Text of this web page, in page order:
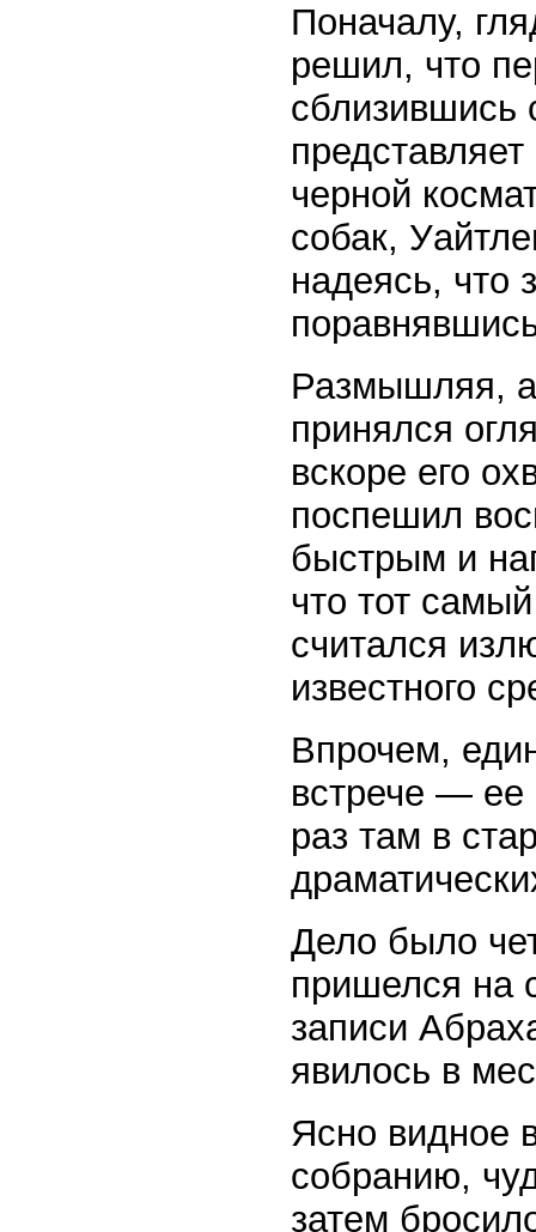
Поначалу,
решил, что
сблизившись
черной
собак,
надеясь, что
Размышляя,
принялся
вскоре его
поспешил
быстрым и
что тот
считался
известного
Впрочем,
встрече — ее
раз там в
Дело было
пришелся на
записи
явилось в
Ясно видное
собранию,
затем